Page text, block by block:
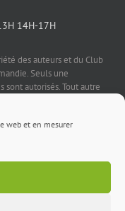
web et en mesurer
14H-17H
des auteurs et du Club
Seuls une
sont autorisés. Tout autre